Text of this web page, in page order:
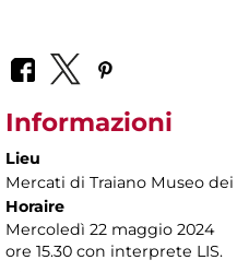
Informazioni
Lieu
Mercati di Traiano Museo
Horaire
Mercoledì 22 maggio 2024
ore 15.30 con interprete LIS.